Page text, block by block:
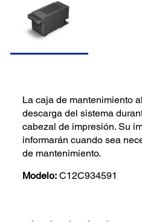
La caja de mantenimiento
descarga del sistema
cabezal de impresión. Su
informarán cuando sea
de mantenimiento.
Modelo: C12C934591